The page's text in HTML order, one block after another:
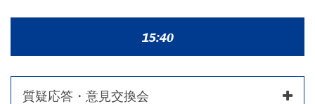
15:40
質疑応答・意見交換会